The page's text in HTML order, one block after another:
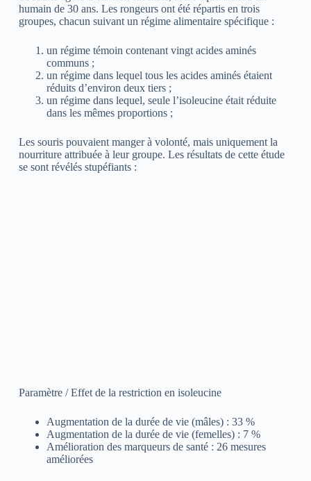
humain de 30 ans. Les rongeurs ont été répartis en trois
groupes, chacun suivant un régime alimentaire spécifique :
un régime témoin contenant vingt acides aminés
communs ;
un régime dans lequel tous les acides aminés étaient
réduits d’environ deux tiers ;
un régime dans lequel, seule l’isoleucine était réduite
dans les mêmes proportions ;
Les souris pouvaient manger à volonté, mais uniquement la
nourriture attribuée à leur groupe. Les résultats de cette étude
se sont révélés stupéfiants :
Paramètre / Effet de la restriction en isoleucine
Augmentation de la durée de vie (mâles) : 33 %
Augmentation de la durée de vie (femelles) : 7 %
Amélioration des marqueurs de santé : 26 mesures
améliorées